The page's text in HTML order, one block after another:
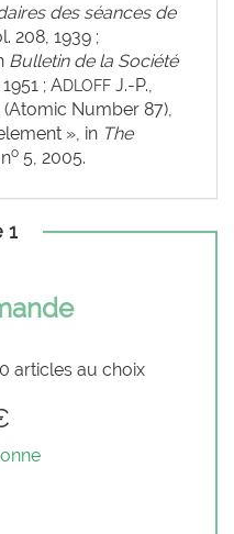
des séances de
208, 1939 ;
Bulletin de la Société
; ADLOFF J.-P.,
(Atomic Number 87),
», in The
o 5, 2005.
1
articles au choix